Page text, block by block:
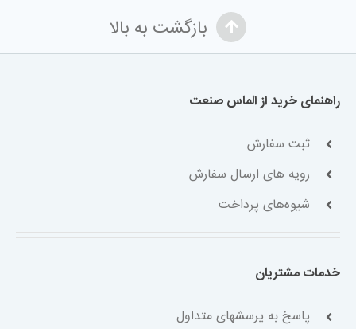
بازگشت به بالا
راهنمای خرید از الماس صنعت
ثبت سفارش
رویه های ارسال سفارش
شیوه‌های پرداخت
خدمات مشتریان
پاسخ به پرسشهای متداول